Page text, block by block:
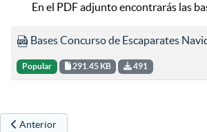
En el PDF adjunto encontrarás las
Bases Concurso de Escaparates
Popular 291.45 KB 491
Artículo anterior: 20 de noviembre: día
Anterior